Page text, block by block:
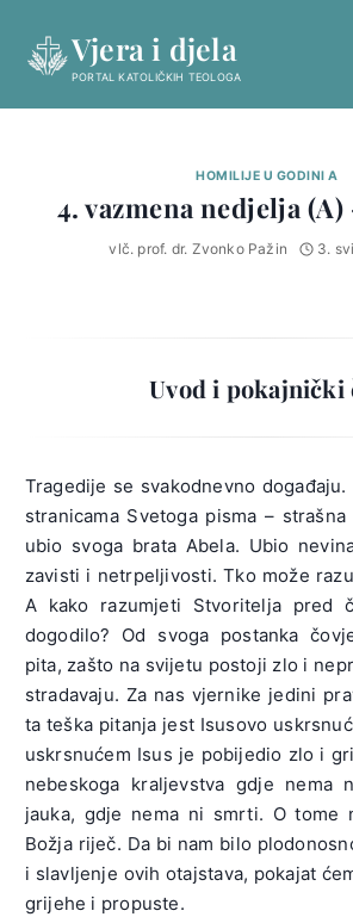
content
Vjera i djela
PORTAL KATOLIČKIH TEOLOGA
HOMILIJE U GODINI A
4. vazmena nedjelja
vlč. prof. dr. Zvonko Pažin 3.
Uvod i pokajnički
Tragedije se svakodnevno
stranicama Svetoga pisma –
ubio svoga brata Abela. Ubio
zavisti i netrpeljivosti. Tko može
A kako razumjeti Stvoritelja pred
dogodilo? Od svoga postanka
pita, zašto na svijetu postoji zlo i
stradavaju. Za nas vjernike jedini
ta teška pitanja jest Isusovo
uskrsnućem Isus je pobijedio zlo i
nebeskoga kraljevstva gdje
jauka, gdje nema ni smrti. O tome
Božja riječ. Da bi nam bilo
i slavljenje ovih otajstava, pokajat
grijehe i propuste.